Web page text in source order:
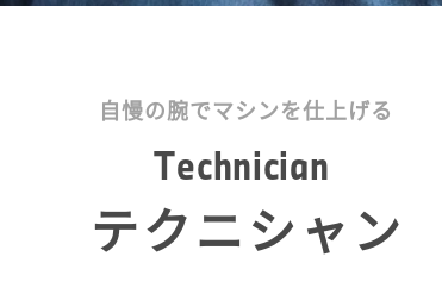
Technician
テクニシャン
自慢の腕でマシンを仕上げる